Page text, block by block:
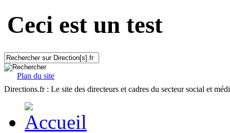
Ceci est un test
Plan du site
Directions.fr : Le site des directeurs et cadres du secteur social et